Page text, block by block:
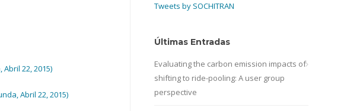
22, 2015)
Abril 22, 2015)
Tweets by SOCHITRAN
Últimas Entradas
Evaluating the carbon emission impacts of
shifting to ride-pooling: A user group
perspective